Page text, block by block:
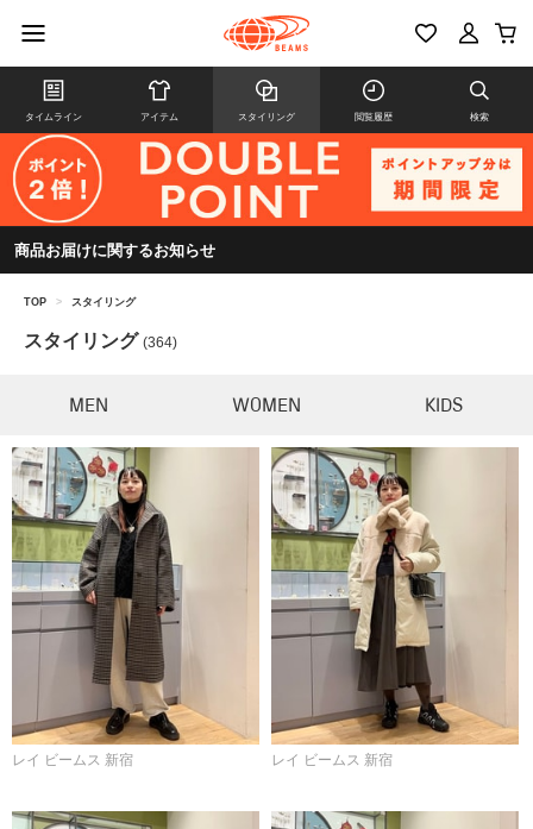
タイムライン アイテム スタイリング 閲覧履歴 検索
商品お届けに関するお知らせ
TOP > スタイリング
スタイリング (364)
MEN WOMEN KIDS
レイ ビームス 新宿 レイ ビームス 新宿